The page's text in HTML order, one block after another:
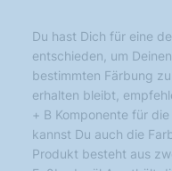
Du hast Dich für eine
entschieden, um
bestimmten Färbung
erhalten bleibt,
+ B Komponente für
kannst Du auch die
Produkt besteht aus